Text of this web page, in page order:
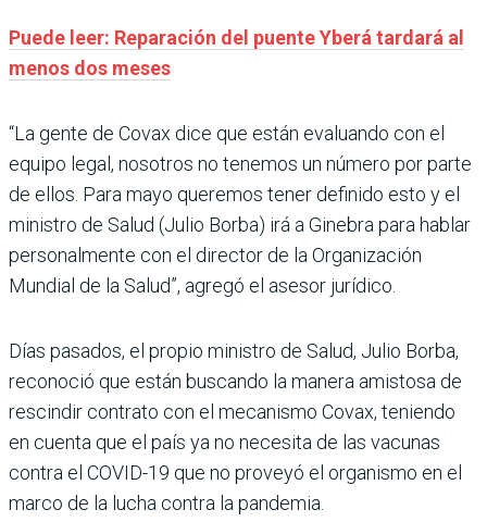
Puede leer: Reparación del puente Yberá tardará al
menos dos meses
“La gente de Covax dice que están evaluando con el
equipo legal, nosotros no tenemos un número por parte
de ellos. Para mayo queremos tener definido esto y el
ministro de Salud (Julio Borba) irá a Ginebra para hablar
personalmente con el director de la Organización
Mundial de la Salud”, agregó el asesor jurídico.
Días pasados, el propio ministro de Salud, Julio Borba,
reconoció que están buscando la manera amistosa de
rescindir contrato con el mecanismo Covax, teniendo
en cuenta que el país ya no necesita de las vacunas
contra el COVID-19 que no proveyó el organismo en el
marco de la lucha contra la pandemia.